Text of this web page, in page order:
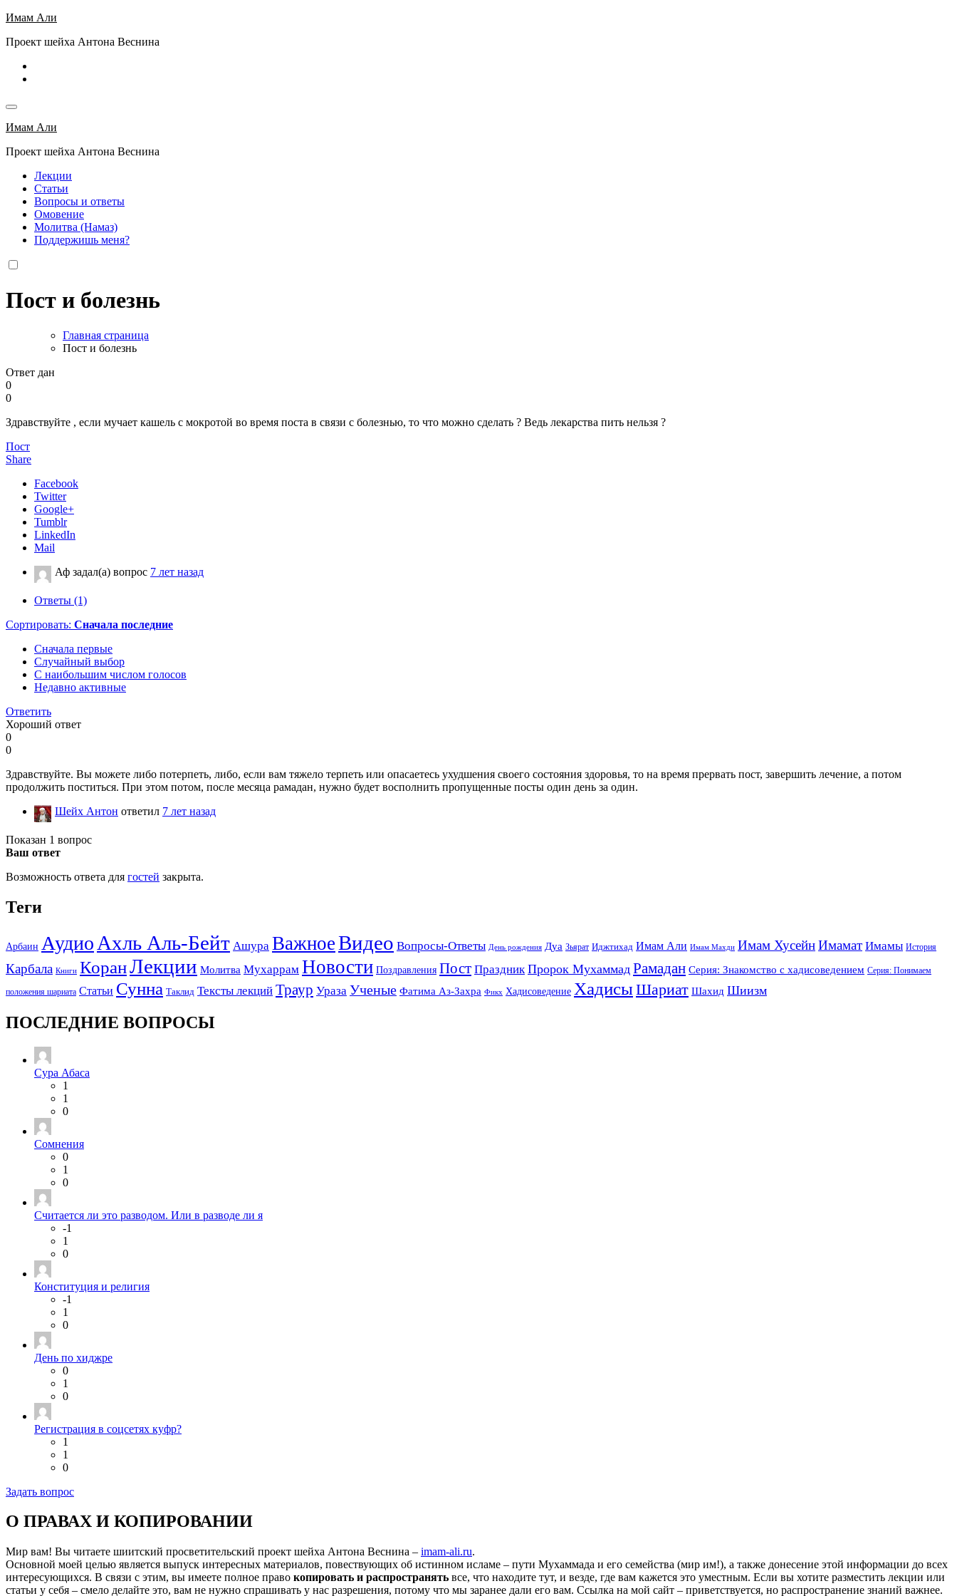
Перейти
содержимому
Имам Али
Проект шейха Антона Веснина
Имам Али
Проект шейха Антона Веснина
Лекции
Статьи
Вопросы и ответы
Омовение
Молитва (Намаз)
Поддержишь меня?
Пост и болезнь
Главная страница
Пост и болезнь
Ответ дан
0
0
Здравствуйте , если мучает кашель с мокротой во время поста в связи с болезнью, то что можно сделать ? Ведь лекарства пить нельзя ?
Пост
Share
Facebook
Twitter
Google+
Tumblr
LinkedIn
Mail
Аф задал(а) вопрос 7 лет назад
Ответы (1)
Сортировать: Сначала последние
Сначала первые
Случайный выбор
С наибольшим числом голосов
Недавно активные
Ответить
Хороший ответ
0
0
Здравствуйте. Вы можете либо потерпеть, либо, если вам тяжело терпеть или опасаетесь ухудшения своего состояния здоровья, то на время прервать пост, завершить лечение, а потом
продолжить поститься. При этом потом, после месяца рамадан, нужно будет восполнить пропущенные посты один день за один.
Шейх Антон ответил 7 лет назад
Показан 1 вопрос
Ваш ответ
Возможность ответа для гостей закрыта.
Теги
Арбаин Аудио Ахль Аль-Бейт Ашура ВажноеВидео Вопросы-Ответы День рождения Дуа Зьярат Иджтихад Имам Али Имам Махди Имам ХусейнИмамат Имамы История
Карбала Книги КоранЛекции Молитва Мухаррам Новости Поздравления Пост Праздник Пророк Мухаммад Рамадан Серия: Знакомство с хадисоведением Серия: Понимаем
положения шариата Статьи Сунна Таклид Тексты лекций Траур Ураза Ученые Фатима Аз-Захра Фикх Хадисоведение ХадисыШариат Шахид Шиизм
ПОСЛЕДНИЕ ВОПРОСЫ
Сура Абаса
1
1
0
Сомнения
0
1
0
Считается ли это разводом. Или в разводе ли я
-1
1
0
Конституция и религия
-1
1
0
День по хиджре
0
1
0
Регистрация в соцсетях куфр?
1
1
0
Задать вопрос
О ПРАВАХ И КОПИРОВАНИИ
Мир вам! Вы читаете шиитский просветительский проект шейха Антона Веснина – imam-ali.ru.
Основной моей целью является выпуск интересных материалов, повествующих об истинном исламе – пути Мухаммада и его семейства (мир им!), а также донесение этой информации до всех
интересующихся. В связи с этим, вы имеете полное право копировать и распространять все, что находите тут, и везде, где вам кажется это уместным. Если вы хотите разместить лекции или
статьи у себя – смело делайте это, вам не нужно спрашивать у нас разрешения, потому что мы заранее дали его вам. Ссылка на мой сайт – приветствуется, но распространение знаний важнее.